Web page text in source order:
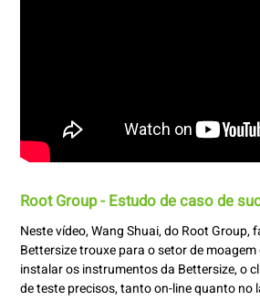
Root Group - Estudo de caso de
Neste vídeo, Wang Shuai, do Root Group,
Bettersize trouxe para o setor de
instalar os instrumentos da Bettersize, o
de teste precisos, tanto on-line quanto no